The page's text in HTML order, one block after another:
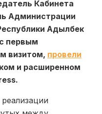
Кабинета
Администрации
Адылбек
первым
визитом, провели
и расширенном